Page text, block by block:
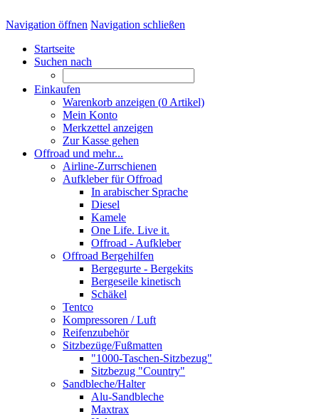
Navigation öffnen Navigation schließen
Startseite
Suchen nach
Einkaufen
Warenkorb anzeigen (0 Artikel)
Mein Konto
Merkzettel anzeigen
Zur Kasse gehen
Offroad und mehr...
Airline-Zurrschienen
Aufkleber für Offroad
In arabischer Sprache
Diesel
Kamele
One Life. Live it.
Offroad - Aufkleber
Offroad Bergehilfen
Bergegurte - Bergekits
Bergeseile kinetisch
Schäkel
Tentco
Kompressoren / Luft
Reifenzubehör
Sitzbezüge/Fußmatten
"1000-Taschen-Sitzbezug"
Sitzbezug "Country"
Sandbleche/Halter
Alu-Sandbleche
Maxtrax